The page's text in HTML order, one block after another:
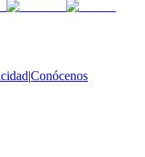
|Conócenos